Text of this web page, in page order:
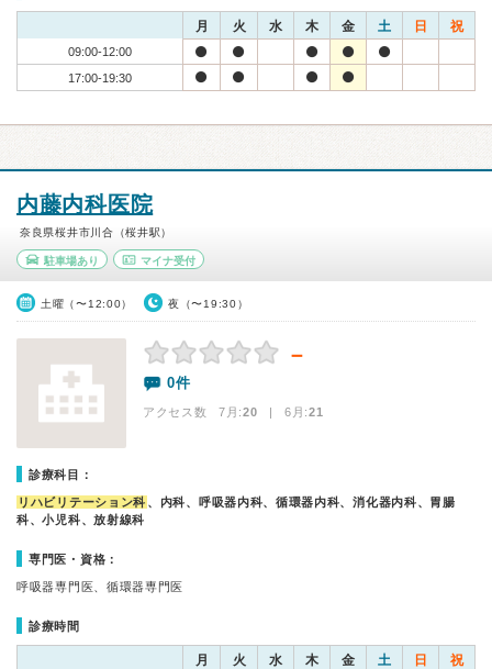
月 火 水 木 金 土 日 祝
09:00-12:00
17:00-19:30
内藤内科医院
奈良県桜井市川合（桜井駅）
駐車場あり マイナ受付
土曜（〜12:00） 夜（〜19:30）
－
0件
アクセス数 7月:20 | 6月:21
診療科目：
リハビリテーション科 、内科、呼吸器内科、循環器内科、消化器内科、胃腸
科、小児科、放射線科
専門医・資格：
呼吸器専門医、循環器専門医
診療時間
月 火 水 木 金 土 日 祝